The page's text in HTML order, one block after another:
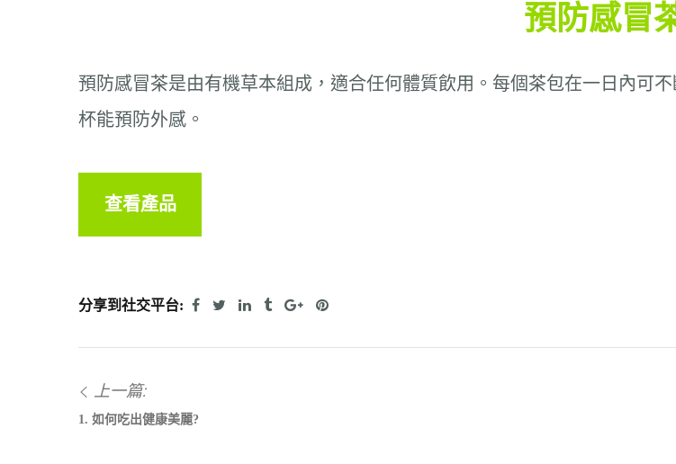
預防感冒
預防感冒茶是由有機草本組成，適合任何體質飲用。每個茶包在一日內可
杯能預防外感。
查看產品
分享到社交平台:
上一篇:
1. 如何吃出健康美麗?